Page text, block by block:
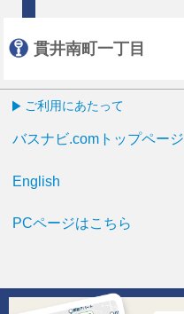
貫井南町一丁目
ご利用にあたって
バスナビ.comトップページ
English
PCページはこちら